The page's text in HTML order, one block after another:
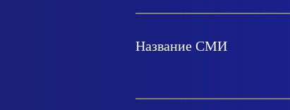
Название СМИ